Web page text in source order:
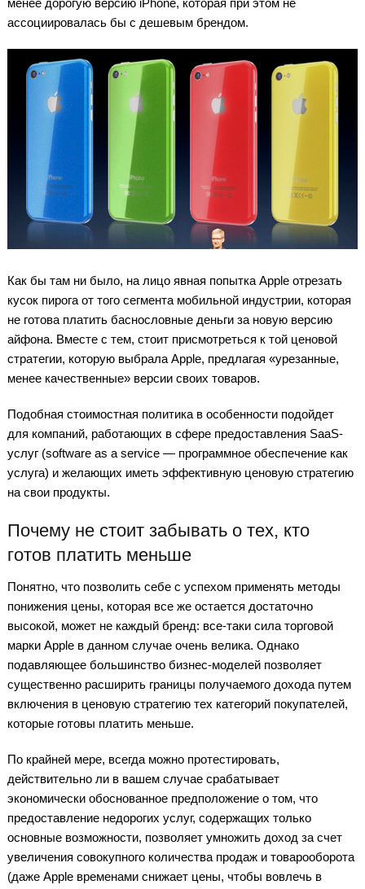
ассоциировалась бы с дешевым брендом.
Как бы там ни было, на лицо явная попытка Apple отрезать
кусок пирога от того сегмента мобильной индустрии, которая
не готова платить баснословные деньги за новую версию
айфона. Вместе с тем, стоит присмотреться к той ценовой
стратегии, которую выбрала Apple, предлагая «урезанные,
менее качественные» версии своих товаров.
Подобная стоимостная политика в особенности подойдет
для компаний, работающих в сфере предоставления SaaS-
услуг (software as a service — программное обеспечение как
услуга) и желающих иметь эффективную ценовую стратегию
на свои продукты.
Почему не стоит забывать о тех, кто
готов платить меньше
Понятно, что позволить себе с успехом применять методы
понижения цены, которая все же остается достаточно
высокой, может не каждый бренд: все-таки сила торговой
марки Apple в данном случае очень велика. Однако
подавляющее большинство бизнес-моделей позволяет
существенно расширить границы получаемого дохода путем
включения в ценовую стратегию тех категорий покупателей,
которые готовы платить меньше.
По крайней мере, всегда можно протестировать,
действительно ли в вашем случае срабатывает
экономически обоснованное предположение о том, что
предоставление недорогих услуг, содержащих только
основные возможности, позволяет умножить доход за счет
увеличения совокупного количества продаж и товарооборота
(даже Apple временами снижает цены, чтобы вовлечь в